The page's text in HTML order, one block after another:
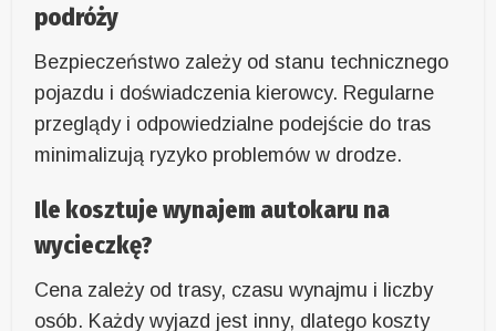
podróży
Bezpieczeństwo zależy od stanu technicznego
pojazdu i doświadczenia kierowcy. Regularne
przeglądy i odpowiedzialne podejście do tras
minimalizują ryzyko problemów w drodze.
Ile kosztuje wynajem autokaru na
wycieczkę?
Cena zależy od trasy, czasu wynajmu i liczby
osób. Każdy wyjazd jest inny, dlatego koszty